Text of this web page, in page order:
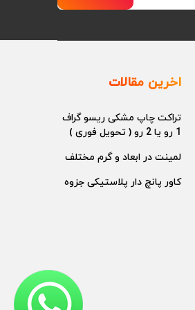
اخرین مقالات
تراکت چاپ مشکی ریسو گراف
1 رو یا 2 رو ( تحویل فوری )
لمینت در ابعاد و گرم مختلف
کاور پانچ دار پلاستیکی جزوه